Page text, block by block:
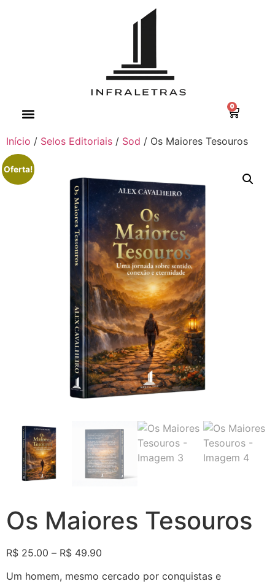
0
Início / Selos Editoriais / Sod / Os Maiores Tesouros
Oferta!
Os Maiores Tesouros
R$ 25.00 – R$ 49.90
Um homem, mesmo cercado por conquistas e